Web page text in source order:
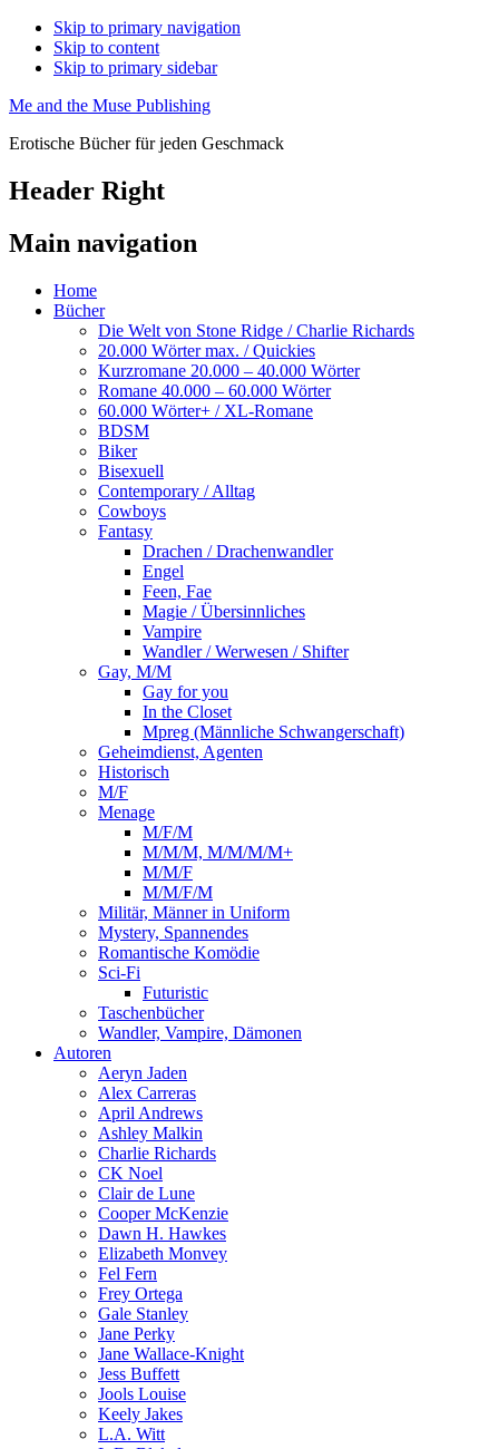
Skip to primary navigation
Skip to content
Skip to primary sidebar
Me and the Muse Publishing
Erotische Bücher für jeden Geschmack
Header Right
Main navigation
Home
Bücher
Die Welt von Stone Ridge / Charlie Richards
20.000 Wörter max. / Quickies
Kurzromane 20.000 – 40.000 Wörter
Romane 40.000 – 60.000 Wörter
60.000 Wörter+ / XL-Romane
BDSM
Biker
Bisexuell
Contemporary / Alltag
Cowboys
Fantasy
Drachen / Drachenwandler
Engel
Feen, Fae
Magie / Übersinnliches
Vampire
Wandler / Werwesen / Shifter
Gay, M/M
Gay for you
In the Closet
Mpreg (Männliche Schwangerschaft)
Geheimdienst, Agenten
Historisch
M/F
Menage
M/F/M
M/M/M, M/M/M/M+
M/M/F
M/M/F/M
Militär, Männer in Uniform
Mystery, Spannendes
Romantische Komödie
Sci-Fi
Futuristic
Taschenbücher
Wandler, Vampire, Dämonen
Autoren
Aeryn Jaden
Alex Carreras
April Andrews
Ashley Malkin
Charlie Richards
CK Noel
Clair de Lune
Cooper McKenzie
Dawn H. Hawkes
Elizabeth Monvey
Fel Fern
Frey Ortega
Gale Stanley
Jane Perky
Jane Wallace-Knight
Jess Buffett
Jools Louise
Keely Jakes
L.A. Witt